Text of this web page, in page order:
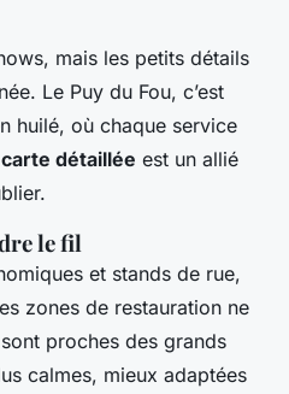
mais les petits détails
Le Puy du Fou, c’est
huilé, où chaque service
carte détaillée est un allié
le fil
et stands de rue,
zones de restauration ne
proches des grands
calmes, mieux adaptées